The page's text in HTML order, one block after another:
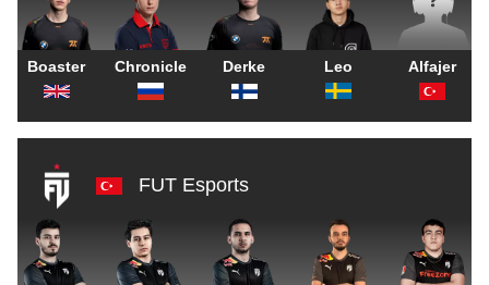
Boaster Chronicle Derke Leo Alfajer
FUT Esports